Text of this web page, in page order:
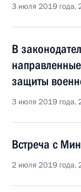
3 июля 2019 года,
В
защиты
3 июля 2019 года,
Встреча с
2 июля 2019 года,